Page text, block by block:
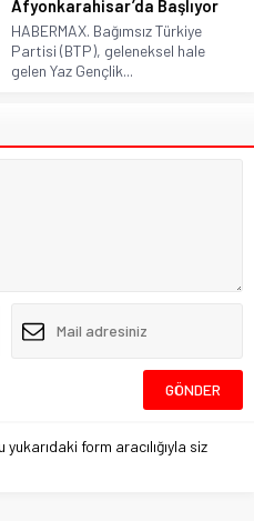
Afyonkarahisar’da Başlıyor
HABERMAX. Bağımsız Türkiye
Partisi (BTP), geleneksel hale
gelen Yaz Gençlik...
form aracılığıyla siz